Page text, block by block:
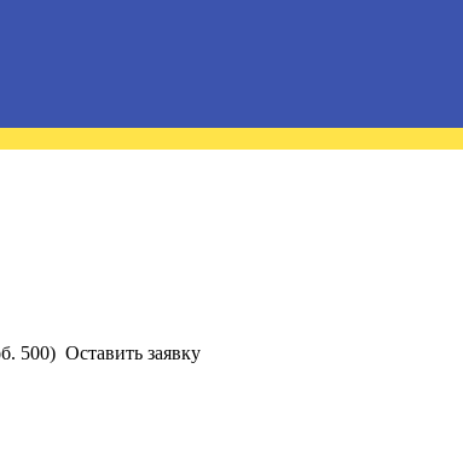
500) Оставить заявку